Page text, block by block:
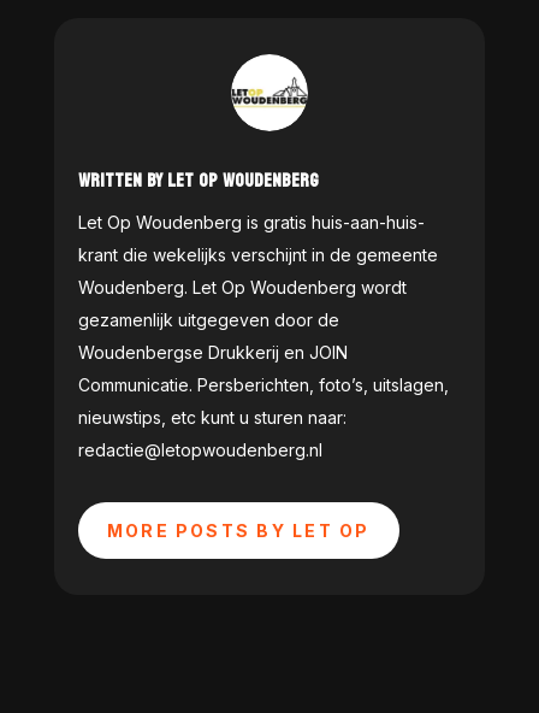
WRITTEN BY LET OP WOUDENBERG
Let Op Woudenberg is gratis huis-aan-huis-
krant die wekelijks verschijnt in de gemeente
Woudenberg. Let Op Woudenberg wordt
gezamenlijk uitgegeven door de
Woudenbergse Drukkerij en JOIN
Communicatie. Persberichten, foto’s, uitslagen,
nieuwstips, etc kunt u sturen naar:
redactie@letopwoudenberg.nl
MORE POSTS BY LET OP